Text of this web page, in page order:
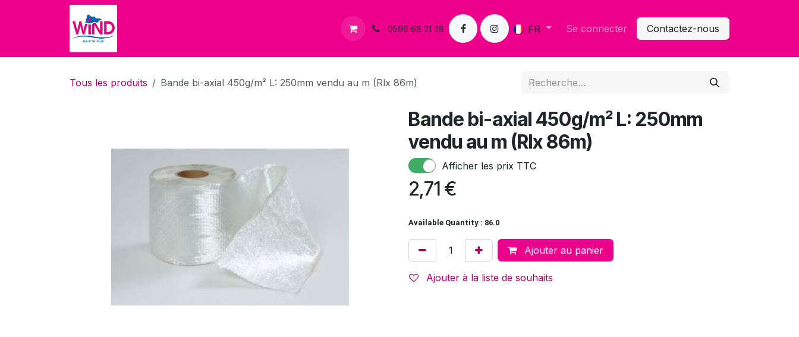
Se rendre au contenu
Contactez-nous 0596 68 21 28 FR Se connecter Contactez-nous
Tous les produits Bande bi-axial 450g/m² L: 250mm vendu au m (Rlx 86m)
Bande bi-axial 450g/m² L: 250mm
vendu au m (Rlx 86m)
Afficher les prix TTC
2,71 €
Available Quantity : 86.0
Ajouter au panier
Ajouter à la liste de souhaits